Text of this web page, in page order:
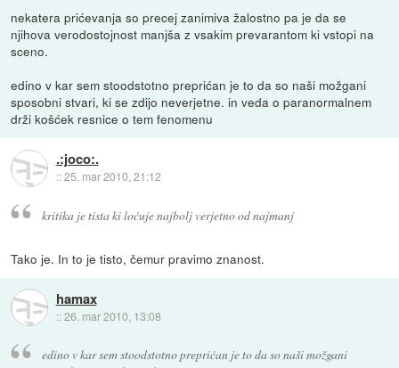
nekatera prićevanja so precej zanimiva žalostno pa je da se
njihova verodostojnost manjša z vsakim prevarantom ki vstopi na
sceno.
edino v kar sem stoodstotno preprićan je to da so naši možgani
sposobni stvari, ki se zdijo neverjetne. in veda o paranormalnem
drži košćek resnice o tem fenomenu
.:joco:.
::25. mar 2010, 21:12
kritika je tista ki loćuje najbolj verjetno od najmanj
Tako je. In to je tisto, čemur pravimo znanost.
hamax
::26. mar 2010, 13:08
edino v kar sem stoodstotno preprićan je to da so naši možgani